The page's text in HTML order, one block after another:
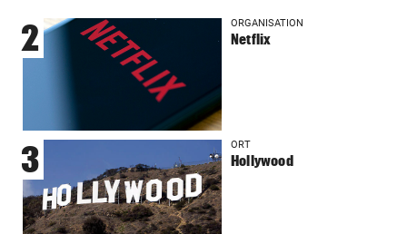
2 ORGANISATION
Netflix
3 ORT
Hollywood